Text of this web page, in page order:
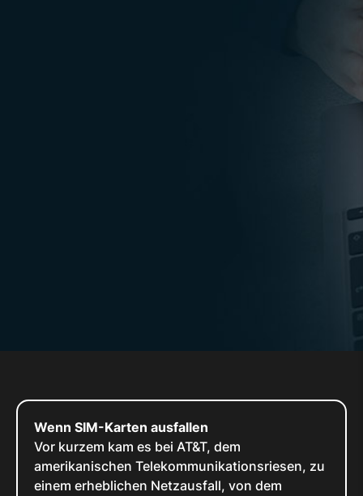
Wenn SIM-Karten ausfallen
Vor kurzem kam es bei AT&T, dem
amerikanischen Telekommunikationsriesen, zu
einem erheblichen Netzausfall, von dem